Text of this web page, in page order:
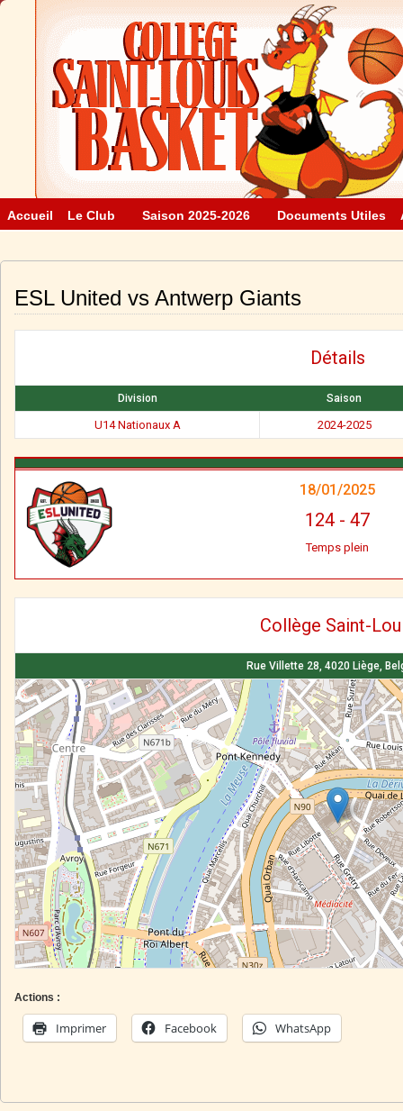
Accueil Le Club Saison 2025-2026 Documents Utiles
ESL United vs Antwerp Giants
Détails
Division Saison
U14 Nationaux A 2024-2025
18/01/2025
124 - 47
Temps plein
Collège Saint-
Rue Villette 28, 4020 Liège,
Actions :
Imprimer Facebook WhatsApp